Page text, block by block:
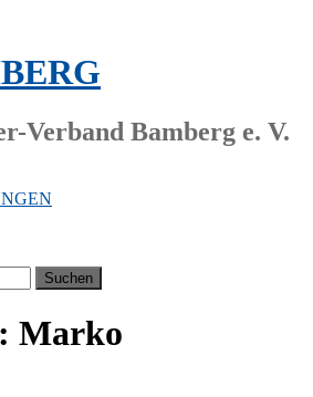
Verband Bamberg e. V.
Marko